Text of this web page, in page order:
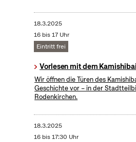
18.3.2025
16 bis 17 Uhr
Eintritt frei
Vorlesen mit dem
Wir öffnen die Türen des
Geschichte vor – in der
Rodenkirchen.
18.3.2025
16 bis 17:30 Uhr